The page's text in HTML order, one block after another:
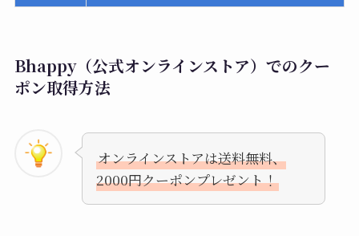
Bhappy（公式オンラインストア）でのクー
ポン取得方法
オンラインストアは送料無料、
2000円クーポンプレゼント！